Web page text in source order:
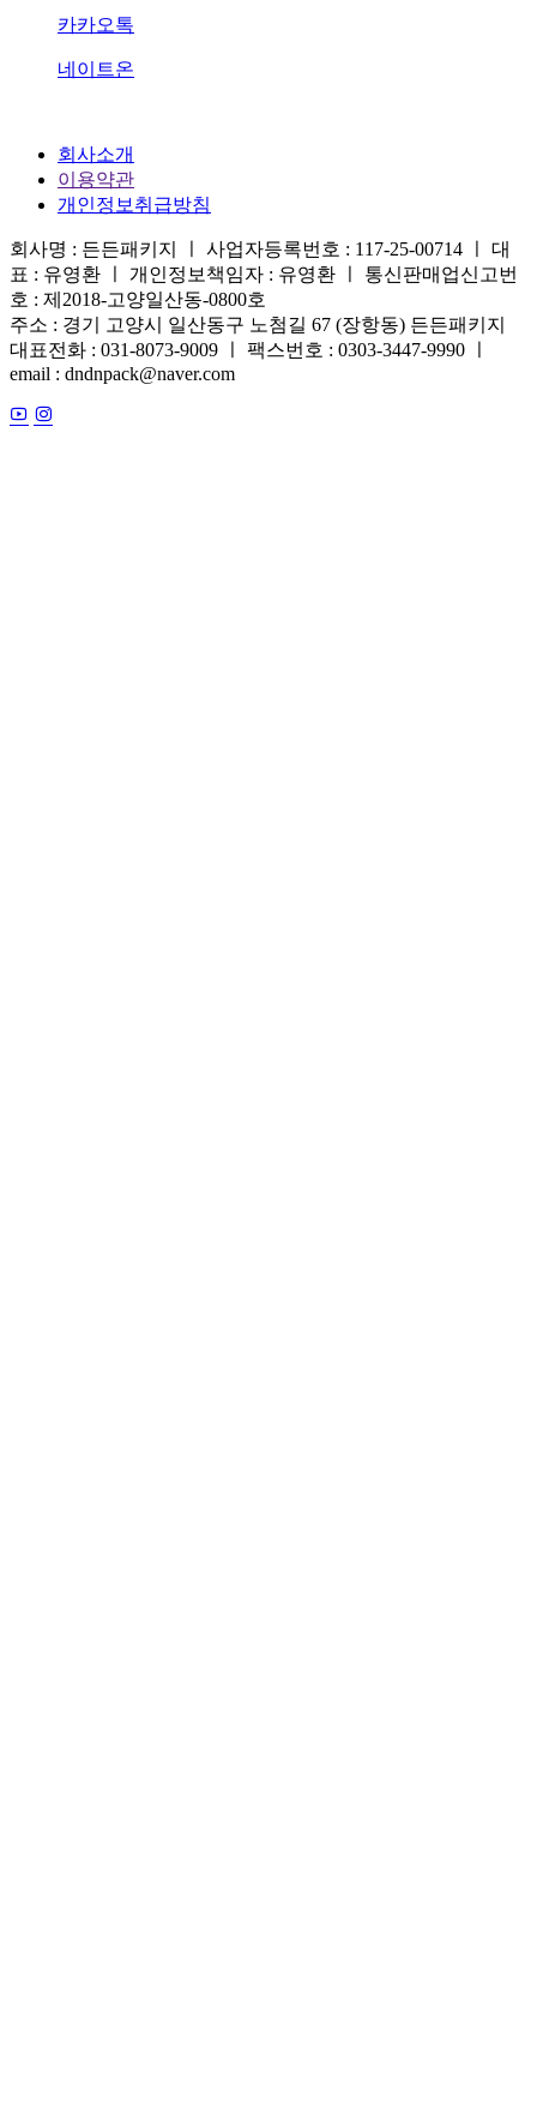
카카오톡
네이트온
회사소개
이용약관
개인정보취급방침
회사명 : 든든패키지 ㅣ 사업자등록번호 : 117-25-00714 ㅣ 대
표 : 유영환 ㅣ 개인정보책임자 : 유영환 ㅣ 통신판매업신고번
호 : 제2018-고양일산동-0800호
주소 : 경기 고양시 일산동구 노첨길 67 (장항동) 든든패키지
대표전화 : 031-8073-9009 ㅣ 팩스번호 : 0303-3447-9990 ㅣ
email : dndnpack@naver.com